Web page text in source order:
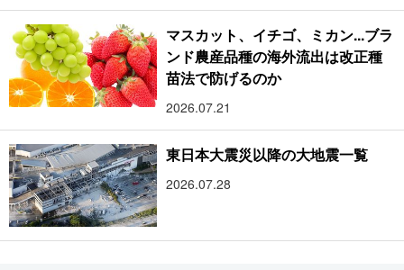
マスカット、イチゴ、ミカン...ブラ
ンド農産品種の海外流出は改正種
苗法で防げるのか
2026.07.21
東日本大震災以降の大地震一覧
2026.07.28